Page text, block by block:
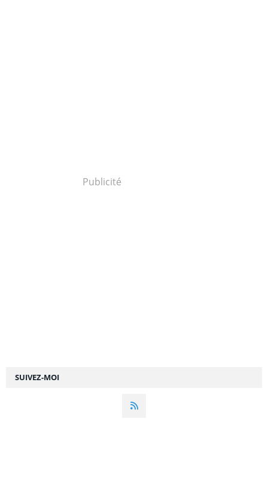
SUIVEZ-MOI
Publicité